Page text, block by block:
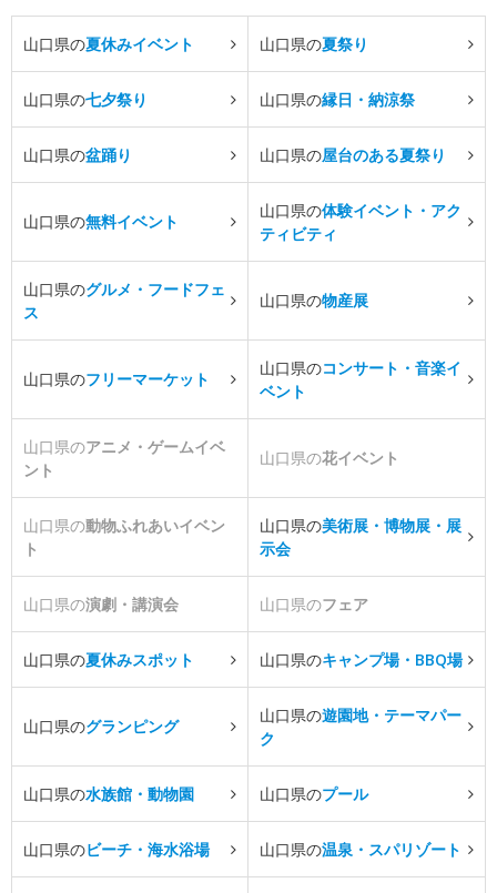
山口県の夏休みイベント 山口県の夏祭り
山口県の七夕祭り 山口県の縁日・納涼祭
山口県の盆踊り 山口県の屋台のある夏祭り
山口県の無料イベント
山口県の体験イベント・アク
ティビティ
山口県のグルメ・フードフェ
ス
山口県の物産展
山口県のフリーマーケット
山口県のコンサート・音楽イ
ベント
山口県のアニメ・ゲームイベ
ント
山口県の花イベント
山口県の動物ふれあいイベン
ト
山口県の美術展・博物展・展
示会
山口県の演劇・講演会 山口県のフェア
山口県の夏休みスポット 山口県のキャンプ場・BBQ場
山口県のグランピング
山口県の遊園地・テーマパー
ク
山口県の水族館・動物園 山口県のプール
山口県のビーチ・海水浴場 山口県の温泉・スパリゾート